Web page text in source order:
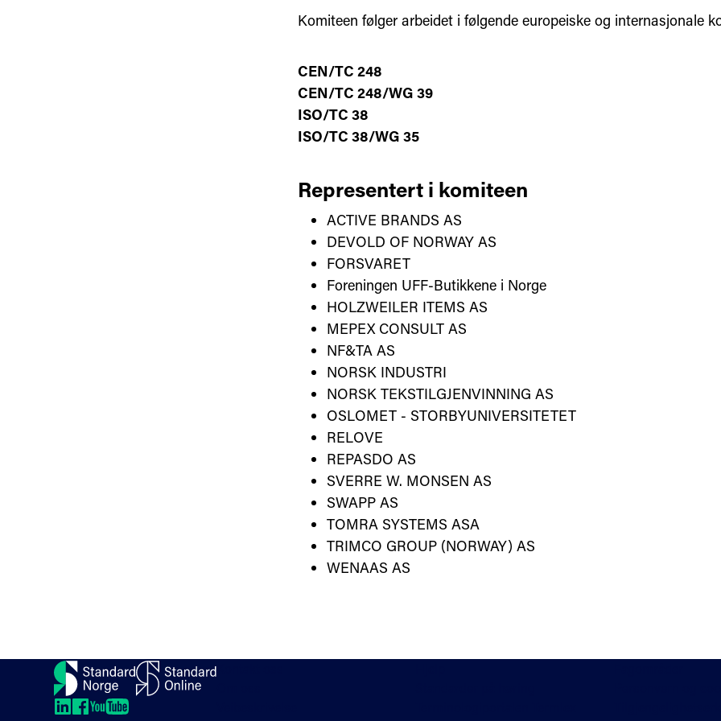
Komiteen følger arbeidet i følgende europeiske og internasjonale
CEN/TC 248
CEN/TC 248/WG 39
ISO/TC 38
ISO/TC 38/WG 35
Representert i komiteen
ACTIVE BRANDS AS
DEVOLD OF NORWAY AS
FORSVARET
Foreningen UFF-Butikkene i Norge
HOLZWEILER ITEMS AS
MEPEX CONSULT AS
NF&TA AS
NORSK INDUSTRI
NORSK TEKSTILGJENVINNING AS
OSLOMET - STORBYUNIVERSITETET
RELOVE
REPASDO AS
SVERRE W. MONSEN AS
SWAPP AS
TOMRA SYSTEMS ASA
TRIMCO GROUP (NORWAY) AS
WENAAS AS
LinkedIn
LinkedIn
LinkedIn